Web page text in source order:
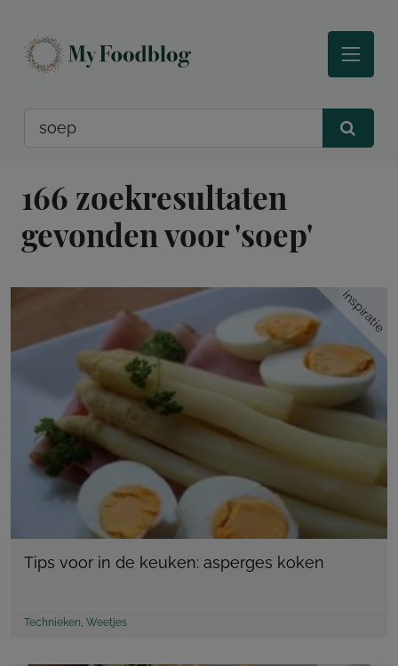
166 zoekresultaten
gevonden voor 'soep'
inspiratie
Tips voor in de keuken: asperges koken
Technieken, Weetjes